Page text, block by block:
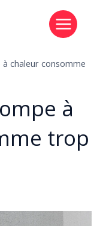
chaleur consomme
à
trop